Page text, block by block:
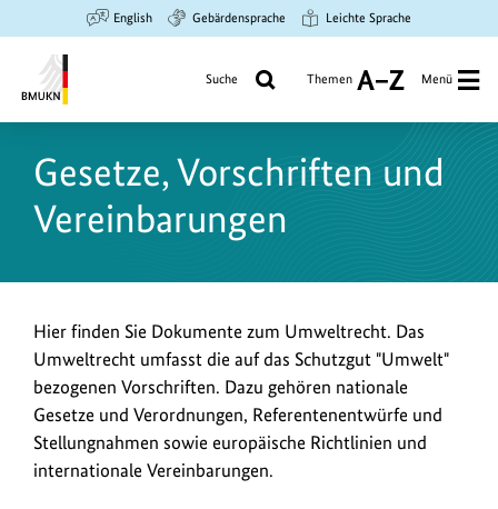
Hauptinhalt
springen
Suche
springen
Hauptnavigation
springen
English Gebärdensprache Leichte Sprache
Umwelt,
Naturschutz
Suche Themen
A
Z
Menü
Gesetze, Vorschriften und
Vereinbarungen
E
i
n
l
e
Hier finden Sie Dokumente zum Umweltrecht. Das
Umweltrecht umfasst die auf das Schutzgut "Umwelt"
bezogenen Vorschriften. Dazu gehören nationale
Gesetze und Verordnungen, Referentenentwürfe und
Stellungnahmen sowie europäische Richtlinien und
internationale Vereinbarungen.